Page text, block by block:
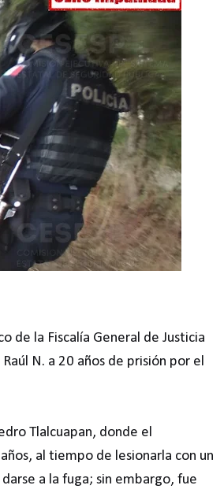
de la Fiscalía General de Justicia
N. a 20 años de prisión por el
Tlalcuapan, donde el
al tiempo de lesionarla con un
a la fuga; sin embargo, fue